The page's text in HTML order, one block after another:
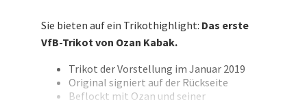
bieten Sie mit!
einzigartige Auktionenfür den guten Zweck!
Sie bieten auf ein Trikothighlight: Das erste
VfB-Trikot von Ozan Kabak.
Trikot der Vorstellung im Januar 2019
Original signiert auf der Rückseite
Beflockt mit Ozan und seiner